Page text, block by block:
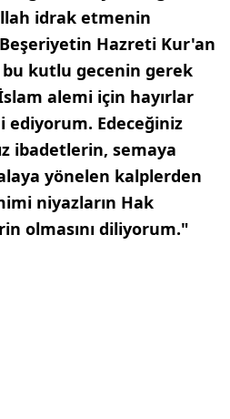
idrak etmenin
Hazreti Kur'an
kutlu gecenin gerek
alemi için hayırlar
Edeceğiniz
ibadetlerin, semaya
yönelen kalplerden
niyazların Hak
olmasını diliyorum."